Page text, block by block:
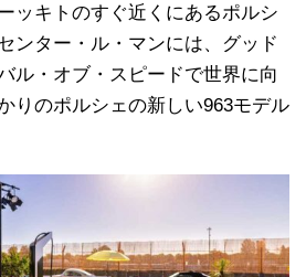
ッキトのすぐ近くにあるポルシ
ンター・ル・マンには、グッド
ル・オブ・スピードで世界に向
りのポルシェの新しい963モデル